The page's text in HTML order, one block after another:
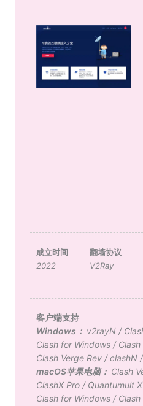
成立时间
2022
翻墙协议
V2Ray
客户端支持
Windows： v2rayN/
Clash for Windows/
Clash Verge Rev/clashN/
macOS苹果电脑： Clash
ClashX Pro/ Quantumult X
Clash for Windows/